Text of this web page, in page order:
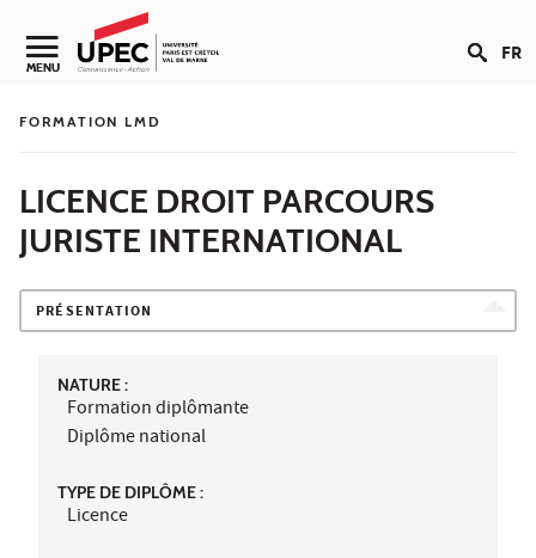
Aller au contenu
Navigation secondaire
MENU FR
FORMATION LMD
LICENCE DROIT PARCOURS
JURISTE INTERNATIONAL
PRÉSENTATION
NATURE :
Formation diplômante
Diplôme national
TYPE DE DIPLÔME :
Licence